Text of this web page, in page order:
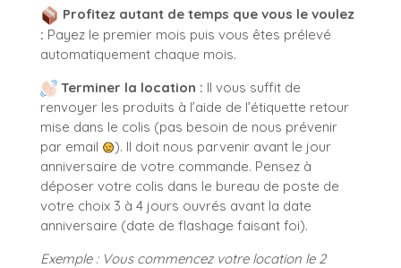
Profitez autant de temps que vous le voulez
: Payez le premier mois puis vous êtes prélevé
automatiquement chaque mois.
Terminer la location : Il vous suffit de
renvoyer les produits à l’aide de l’étiquette retour
mise dans le colis (pas besoin de nous prévenir
par email
). Il doit nous parvenir avant le jour
anniversaire de votre commande. Pensez à
déposer votre colis dans le bureau de poste de
votre choix 3 à 4 jours ouvrés avant la date
anniversaire (date de flashage faisant foi).
Exemple : Vous commencez votre location le 2